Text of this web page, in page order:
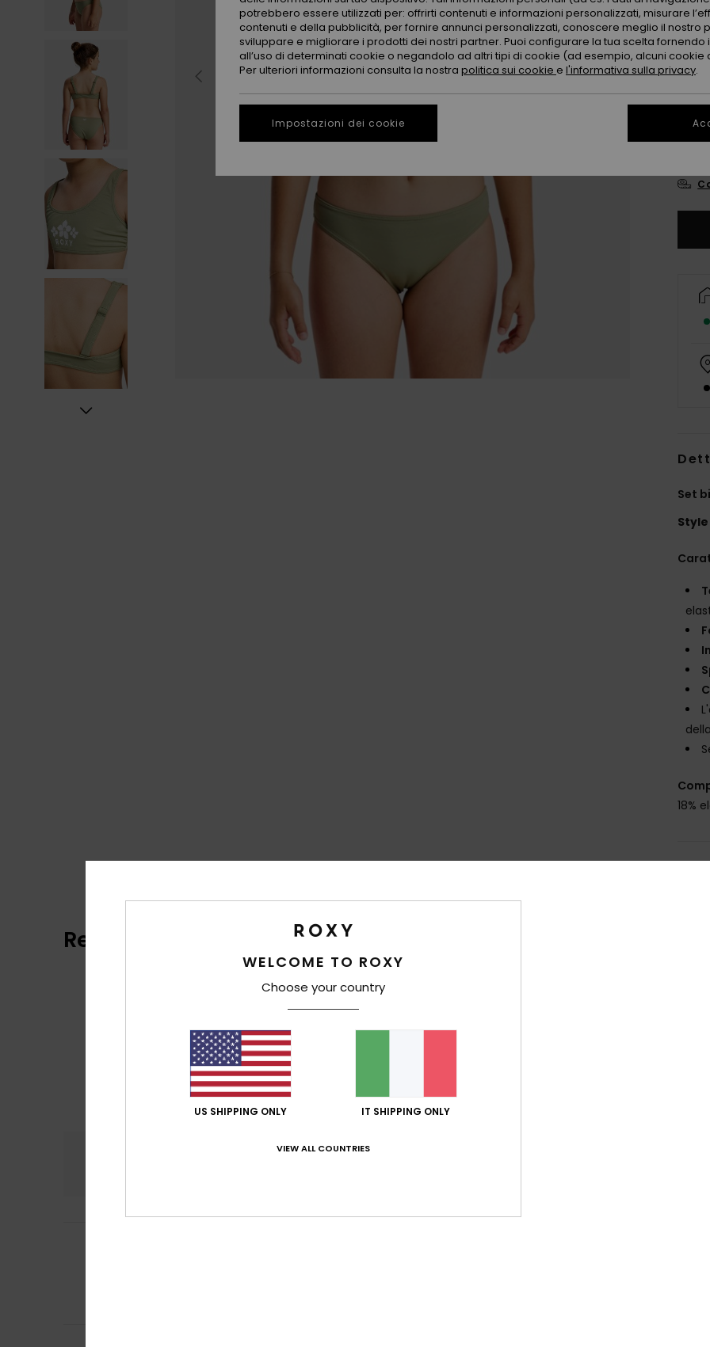
6
16
Set
Style
18%
Recensioni dei clienti
basato su5 recensioni verificate
Il 80% dei nostri clienti consiglia questo prodotto
Rapporto qualità-prezzo
WELCOME TO ROXY
Choose your country
US SHIPPING ONLY IT SHIPPING ONLY
VIEW ALL COUNTRIES
potrebbero essere utilizzati per: offrirti contenuti e informazioni personalizzati, misurare
contenuti e della pubblicità, per fornire annunci personalizzati, conoscere meglio il nostro
sviluppare e migliorare i prodotti dei nostri partner. Puoi configurare la tua scelta fornendo
all’uso di determinati cookie o negandolo ad altri tipi di cookie (ad esempio, alcuni cookie
Per ulteriori informazioni consulta la nostra politica sui cookie e l'informativa sulla privacy.
Impostazioni dei cookie